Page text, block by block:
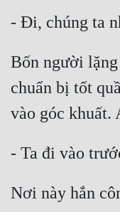
Vô Địch
Xuyên Sách
Xuyên Thư
- Đi, chúng ta
Bốn người
chuẩn bị tốt
vào góc khuất.
- Ta đi vào
Nơi này hắn